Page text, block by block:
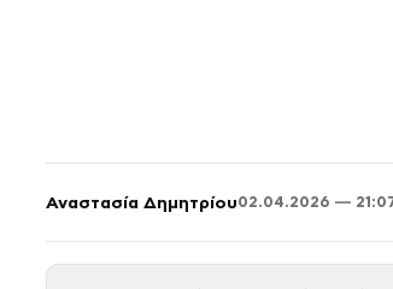
Αναστασία Δημητρίου02.04.2026 —